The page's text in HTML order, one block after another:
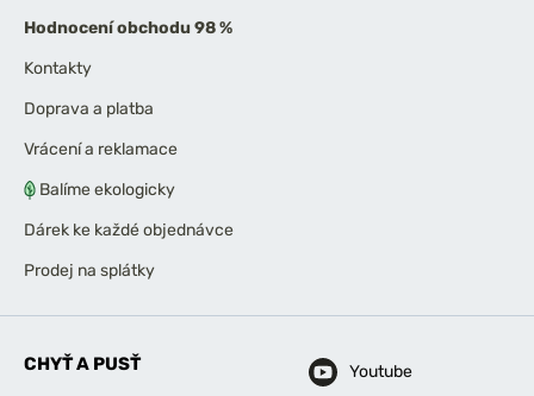
Hodnocení obchodu 98 %
Kontakty
Doprava a platba
Vrácení a reklamace
Balíme ekologicky
Dárek ke každé objednávce
Prodej na splátky
CHYŤ A PUSŤ
Youtube